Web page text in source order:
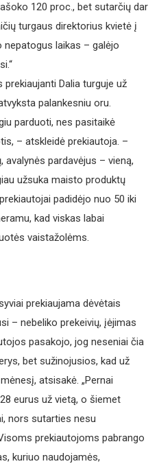
120 proc., bet sutarčių dar
turgaus direktorius kvietė į
laikas – galėjo
Dalia turguje už
palankesniu oru.
parduoti, nes pasitaikė
– atskleidė prekiautoja. –
avalynės pardavėjus – vieną,
užsuka maisto produktų
padidėjo nuo 50 iki
kad viskas labai
vaistažolėms.
prekiaujama dėvėtais
– nebeliko prekeivių, įėjimas
pasakojo, jog neseniai čia
bet sužinojusios, kad už
atsisakė. „Pernai
eurus už vietą, o šiemet
nors sutarties nesu
prekiautojoms pabrango
kuriuo naudojamės,